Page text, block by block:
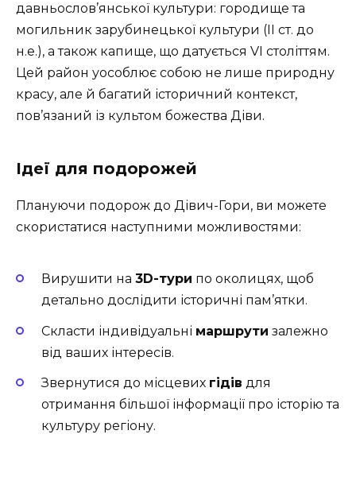
давньослов’янської культури: городище та
могильник зарубинецької культури (II ст. до
н.е.), а також капище, що датується VI століттям.
Цей район уособлює собою не лише природну
красу, але й багатий історичний контекст,
пов’язаний із культом божества Діви.
Ідеї для подорожей
Плануючи подорож до Дівич-Гори, ви можете
скористатися наступними можливостями:
Вирушити на 3D-тури по околицях, щоб
детально дослідити історичні пам’ятки.
Скласти індивідуальні маршрути залежно
від ваших інтересів.
Звернутися до місцевих гідів для
отримання більшої інформації про історію та
культуру регіону.